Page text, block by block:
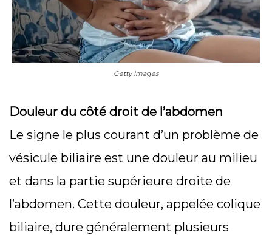
Getty Images
Douleur du côté droit de l’abdomen
Le signe le plus courant d’un problème de
vésicule biliaire est une douleur au milieu
et dans la partie supérieure droite de
l’abdomen. Cette douleur, appelée colique
biliaire, dure généralement plusieurs